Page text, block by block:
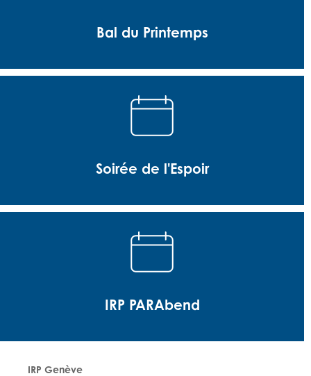
Bal du Printemps
Soirée de l'Espoir
IRP PARAbend
IRP Genève